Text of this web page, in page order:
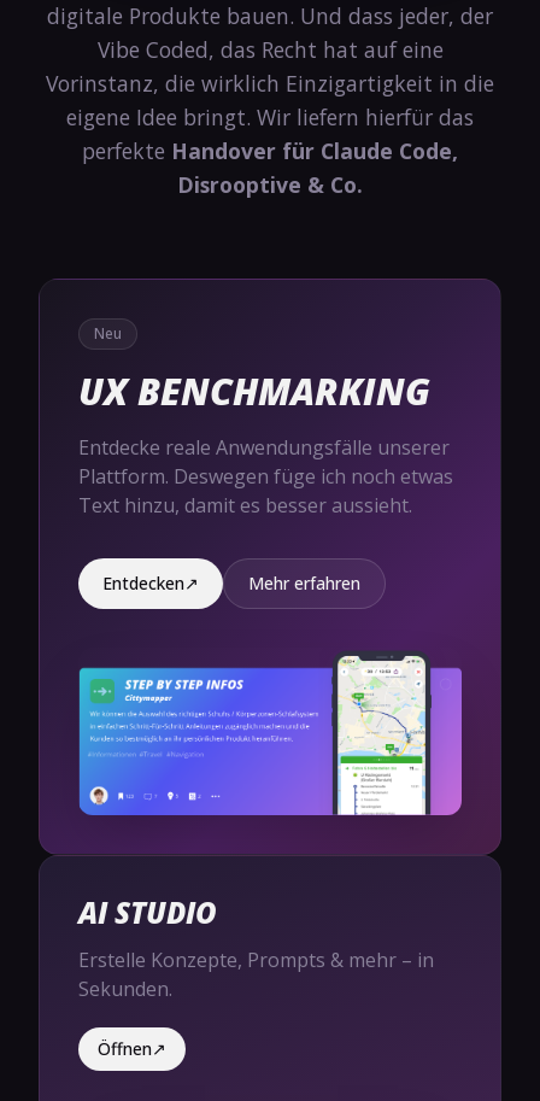
digitale Produkte bauen. Und dass jeder, der
Vibe Coded, das Recht hat auf eine
Vorinstanz, die wirklich Einzigartigkeit in die
eigene Idee bringt. Wir liefern hierfür das
perfekte Handover für Claude Code,
Disrooptive & Co.
Neu
UX BENCHMARKING
Entdecke reale Anwendungsfälle unserer
Plattform. Deswegen füge ich noch etwas
Text hinzu, damit es besser aussieht.
Entdecken↗ Mehr erfahren
AI STUDIO
Erstelle Konzepte, Prompts & mehr – in
Sekunden.
Öffnen↗